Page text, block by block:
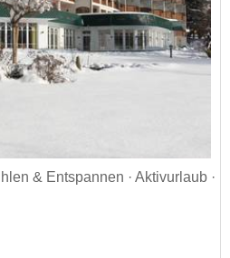
& Entspannen · Aktivurlaub ·